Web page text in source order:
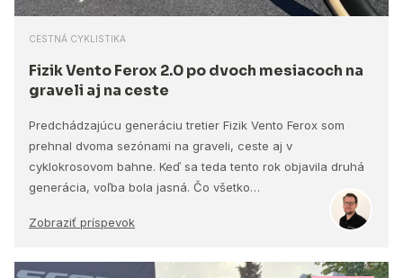
CESTNÁ CYKLISTIKA
Fizik Vento Ferox 2.0 po dvoch mesiacoch na
graveli aj na ceste
Predchádzajúcu generáciu tretier Fizik Vento Ferox som
prehnal dvoma sezónami na graveli, ceste aj v
cyklokrosovom bahne. Keď sa teda tento rok objavila druhá
generácia, voľba bola jasná. Čo všetko…
Zobraziť príspevok